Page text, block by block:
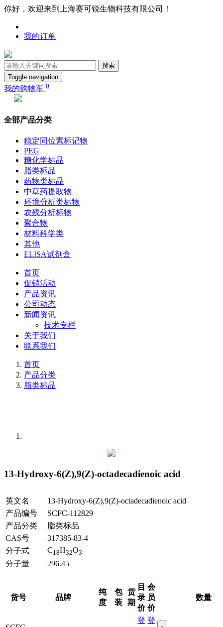
你好，欢迎来到上海赛可锐生物科技有限公司！
我的订单
搜索
Toggle navigation
我的购物车 0
全部产品分类
稳定同位素标记物
PEG
糖化学标品
脂类标品
药物类标品
中草药提取物
环境分析类标物
农残分析标物
聚合物
材料科学类
其他
ELISA试剂盒
首页
促销活动
产品资讯
公司动态
新闻资讯
技术专栏
关于我们
联系我们
首页
产品分类
脂类标品
13-Hydroxy-6(Z),9(Z)-octadecadienoic acid
英文名
13-Hydroxy-6(Z),9(Z)-octadecadienoic acid
产品编号
SCFC-112829
产品分类
脂类标品
CAS号
317385-83-4
分子式
C18H32O3
分子量 296.45
货号 品牌
纯
度
包
装
货
期
目
录
价
会
员
价
数量
登 登